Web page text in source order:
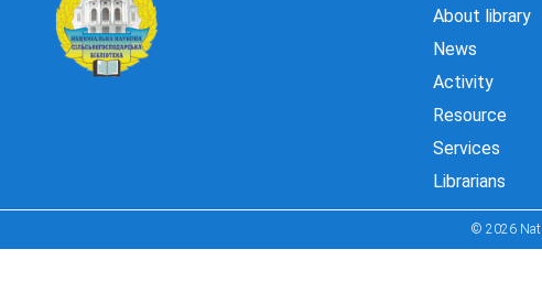
About library
News
Activity
Resource
Services
Librarians
© 2026